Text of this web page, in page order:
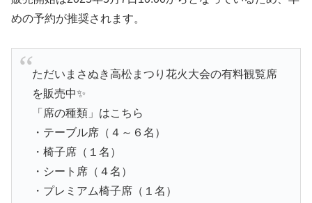
めの予約が推奨されます。
ただいまさぬき高松まつり花火大会の有料観覧席
を販売中✨
「席の種類」はこちら
・テーブル席（４～６名）
・椅子席（１名）
・シート席（４名）
・プレミアム椅子席（１名）